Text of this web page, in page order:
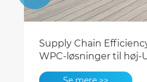
Supply Chain
WPC-løsninger til høj-